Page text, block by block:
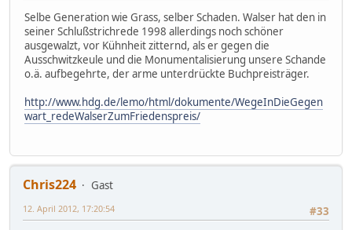
Selbe Generation wie Grass, selber Schaden. Walser hat den in
seiner Schlußstrichrede 1998 allerdings noch schöner
ausgewalzt, vor Kühnheit zitternd, als er gegen die
Ausschwitzkeule und die Monumentalisierung unsere Schande
o.ä. aufbegehrte, der arme unterdrückte Buchpreisträger.
http://www.hdg.de/lemo/html/dokumente/WegeInDieGegen
wart_redeWalserZumFriedenspreis/
Chris224
Gast
#33
12. April 2012, 17:20:54